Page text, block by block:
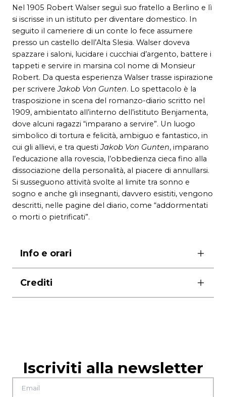
Nel 1905 Robert Walser seguì suo fratello a Berlino e lì
si iscrisse in un istituto per diventare domestico. In
seguito il cameriere di un conte lo fece assumere
presso un castello dell’Alta Slesia. Walser doveva
spazzare i saloni, lucidare i cucchiai d’argento, battere i
tappeti e servire in marsina col nome di Monsieur
Robert. Da questa esperienza Walser trasse ispirazione
per scrivereJakob Von Gunten. Lo spettacolo è la
trasposizione in scena del romanzo-diario scritto nel
1909, ambientato all’interno dell’istituto Benjamenta,
dove alcuni ragazzi “imparano a servire”. Un luogo
simbolico di tortura e felicità, ambiguo e fantastico, in
cui gli allievi, e tra questiJakob Von Gunten, imparano
l’educazione alla rovescia, l’obbedienza cieca fino alla
dissociazione della personalità, al piacere di annullarsi.
Si susseguono attività svolte al limite tra sonno e
sogno e anche gli insegnanti, davvero esistiti, vengono
descritti, nelle pagine del diario, come “addormentati
o morti o pietrificati”.
Info e orari
martedì 2 ottobre ore 18.00
Crediti
Iscriviti alla newsletter